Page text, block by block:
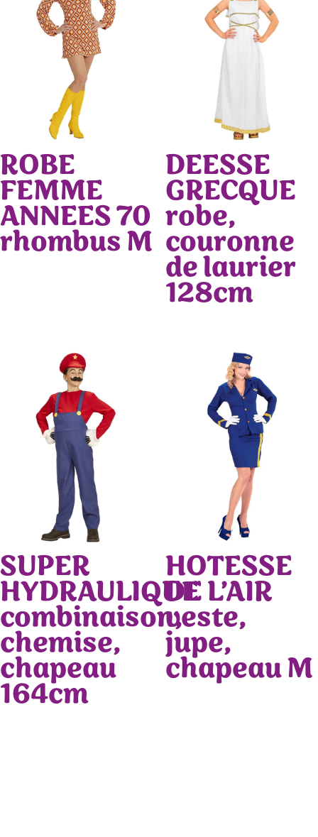
ROBE
FEMME
ANNEES 70
rhombus M
DEESSE
GRECQUE
robe,
couronne
de laurier
128cm
SUPER
HYDRAULIQUE
combinaison,
chemise,
chapeau
164cm
HOTESSE
DE L’AIR
veste,
jupe,
chapeau M